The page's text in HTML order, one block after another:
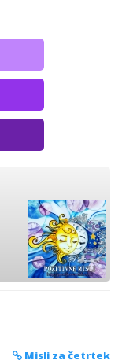
Misli za četrtek